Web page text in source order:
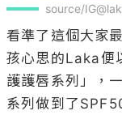
source/
看準了這個大家
孩心思的Laka便
護護唇系列」，
系列做到了